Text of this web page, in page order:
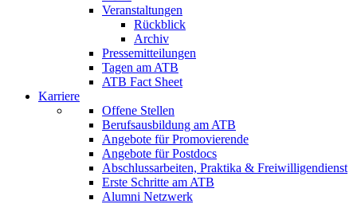
Veranstaltungen
Rückblick
Archiv
Pressemitteilungen
Tagen am ATB
ATB Fact Sheet
Karriere
Offene Stellen
Berufsausbildung am ATB
Angebote für Promovierende
Angebote für Postdocs
Abschlussarbeiten, Praktika & Freiwilligendienst
Erste Schritte am ATB
Alumni Netzwerk